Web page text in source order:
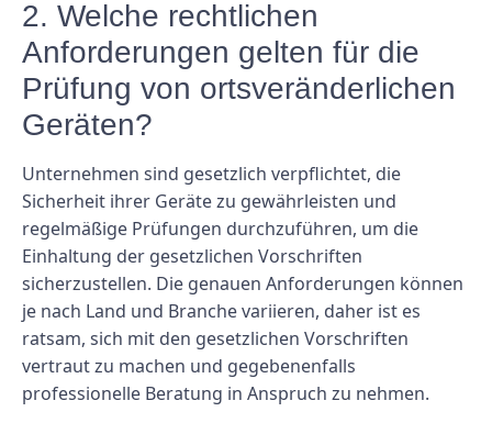
2. Welche rechtlichen
Anforderungen gelten für die
Prüfung von ortsveränderlichen
Geräten?
Unternehmen sind gesetzlich verpflichtet, die
Sicherheit ihrer Geräte zu gewährleisten und
regelmäßige Prüfungen durchzuführen, um die
Einhaltung der gesetzlichen Vorschriften
sicherzustellen. Die genauen Anforderungen können
je nach Land und Branche variieren, daher ist es
ratsam, sich mit den gesetzlichen Vorschriften
vertraut zu machen und gegebenenfalls
professionelle Beratung in Anspruch zu nehmen.